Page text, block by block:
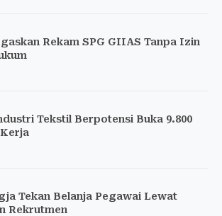
Rekam SPG GIIAS Tanpa Izin
Tekstil Berpotensi Buka 9.800
Tekan Belanja Pegawai Lewat
Rekrutmen